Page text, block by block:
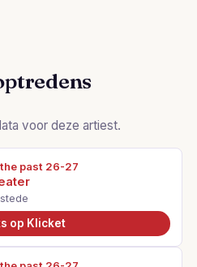
voor deze artiest.
past 26-27
op Klicket